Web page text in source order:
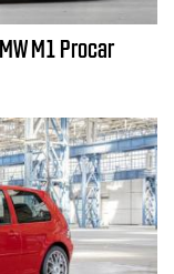
M1 Procar